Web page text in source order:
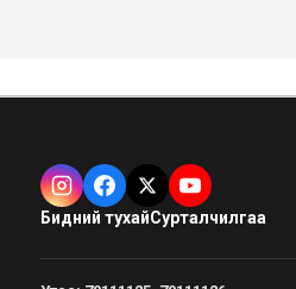
Бидний тухайСурталчилгаа